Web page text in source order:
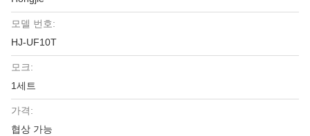
모델 번호:
HJ-UF10T
모크:
1세트
가격:
협상 가능